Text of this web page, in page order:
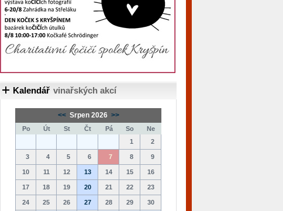
Kalendář vinařských akcí
<< Srpen 2026 >>
Po Út St Čt Pá So
Ne
1
2
3 4 5 6 7 8 9
10 11 12 13 14 15 16
17 18 19 20 21 22 23
24 25 26 27 28 29 30